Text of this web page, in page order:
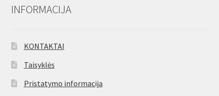
INFORMACIJA
KONTAKTAI
Taisyklės
Pristatymo informacija